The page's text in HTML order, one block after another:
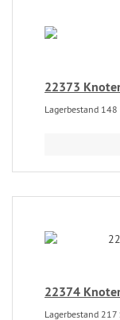
22373
Lagerbestand 148
22374
Lagerbestand 217